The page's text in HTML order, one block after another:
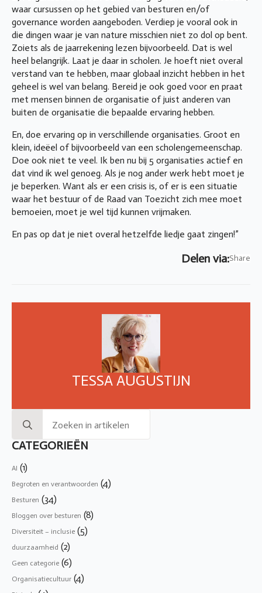
for:
CATEGORIEËN
AI (1)
Begroten en verantwoorden (4)
Besturen (34)
Bloggen over besturen (8)
Diversiteit – inclusie (5)
duurzaamheid (2)
Geen categorie (6)
Organisatiecultuur (4)
waar cursussen op het gebied van besturen en/of
governance worden aangeboden. Verdiep je vooral ook in
die dingen waar je van nature misschien niet zo dol op bent.
Zoiets als de jaarrekening lezen bijvoorbeeld. Dat is wel
heel belangrijk. Laat je daar in scholen. Je hoeft niet overal
verstand van te hebben, maar globaal inzicht hebben in het
geheel is wel van belang. Bereid je ook goed voor en praat
met mensen binnen de organisatie of juist anderen van
buiten de organisatie die bepaalde ervaring hebben.
En, doe ervaring op in verschillende organisaties. Groot en
klein, ideëel of bijvoorbeeld van een scholengemeenschap.
Doe ook niet te veel. Ik ben nu bij 5 organisaties actief en
dat vind ik wel genoeg. Als je nog ander werk hebt moet je
je beperken. Want als er een crisis is, of er is een situatie
waar het bestuur of de Raad van Toezicht zich mee moet
bemoeien, moet je wel tijd kunnen vrijmaken.
En pas op dat je niet overal hetzelfde liedje gaat zingen!”
Delen via:Share
TESSA AUGUSTIJN